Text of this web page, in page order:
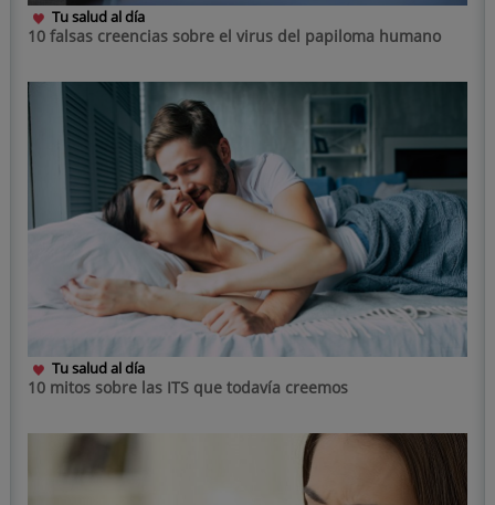
Tu salud al día
10 falsas creencias sobre el virus del papiloma humano
Tu salud al día
10 mitos sobre las ITS que todavía creemos